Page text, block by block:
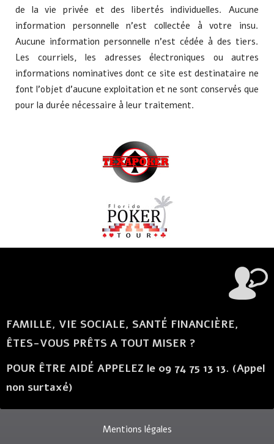
de la vie privée et des libertés individuelles. Aucune
information personnelle n'est collectée à votre insu.
Aucune information personnelle n'est cédée à des tiers.
Les courriels, les adresses électroniques ou autres
informations nominatives dont ce site est destinataire ne
font l'objet d'aucune exploitation et ne sont conservés que
pour la durée nécessaire à leur traitement.
FAMILLE, VIE SOCIALE, SANTÉ FINANCIÈRE,
ÊTES-VOUS PRÊTS A TOUT MISER ?
POUR ÊTRE AIDÉ APPELEZ le 09 74 75 13 13. (Appel
non surtaxé)
Mentions légales